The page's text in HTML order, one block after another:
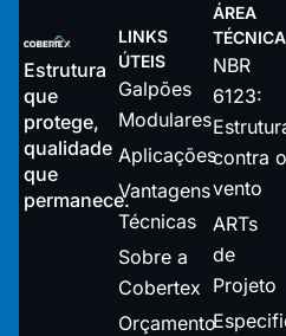
Estrutura
que
protege,
qualidade
que
permanece.
LINKS
ÚTEIS
Galpões
Modulares
Aplicações
Vantagens
Técnicas
Sobre a
Cobertex
Orçamento
ÁREA
TÉCNICA
NBR
6123:
contra o
vento
ARTs
de
Projeto